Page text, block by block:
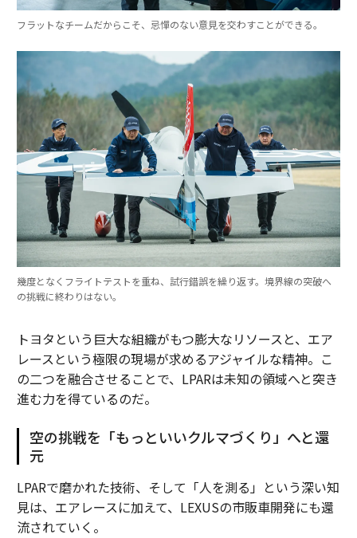
フラットなチームだからこそ、忌憚のない意見を交わすことができる。
幾度となくフライトテストを重ね、試行錯誤を繰り返す。境界線の突破へ
の挑戦に終わりはない。
トヨタという巨大な組織がもつ膨大なリソースと、エア
レースという極限の現場が求めるアジャイルな精神。こ
の二つを融合させることで、LPARは未知の領域へと突き
進む力を得ているのだ。
空の挑戦を「もっといいクルマづくり」へと還
元
LPARで磨かれた技術、そして「人を測る」という深い知
見は、エアレースに加えて、LEXUSの市販車開発にも還
流されていく。